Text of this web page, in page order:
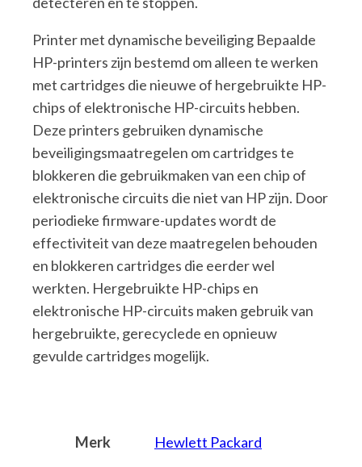
Printer met dynamische beveiliging Bepaalde
HP-printers zijn bestemd om alleen te werken
met cartridges die nieuwe of hergebruikte HP-
chips of elektronische HP-circuits hebben.
Deze printers gebruiken dynamische
beveiligingsmaatregelen om cartridges te
blokkeren die gebruikmaken van een chip of
elektronische circuits die niet van HP zijn. Door
periodieke firmware-updates wordt de
effectiviteit van deze maatregelen behouden
en blokkeren cartridges die eerder wel
werkten. Hergebruikte HP-chips en
elektronische HP-circuits maken gebruik van
hergebruikte, gerecyclede en opnieuw
gevulde cartridges mogelijk.
Merk Hewlett Packard